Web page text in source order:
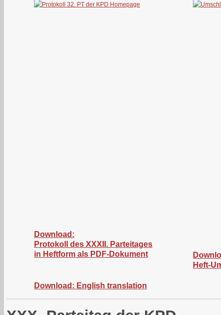
Download:
Protokoll des XXXII. Parteitages
in Heftform als PDF-Dokument
Download: English translation
Heft-